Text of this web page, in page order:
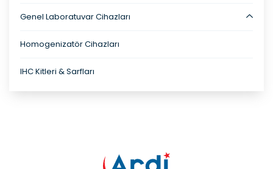
Genel Laboratuvar Cihazları
Homogenizatör Cihazları
IHC Kitleri & Sarfları